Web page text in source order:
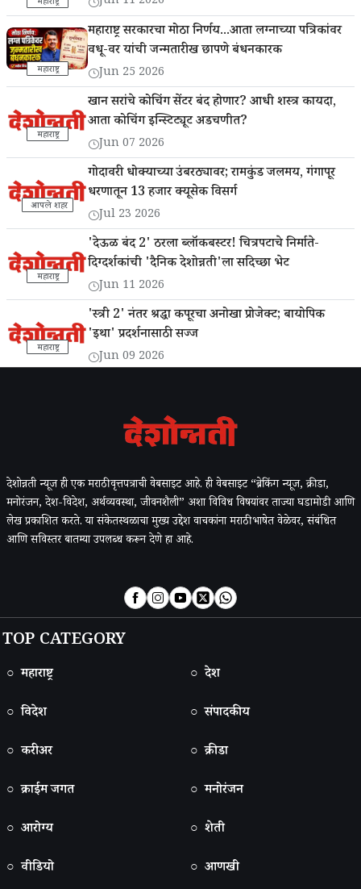
महाराष्ट्र
महाराष्ट्र
महाराष्ट्र सरकारचा मोठा निर्णय...आता लग्नाच्या पत्रिकांवर
वधू-वर यांची जन्मतारीख छापणे बंधनकारक
Jun 25 2026
महाराष्ट्र
खान सरांचे कोचिंग सेंटर बंद होणार? आधी शस्त्र कायदा,
आता कोचिंग इन्स्टिट्यूट अडचणीत?
Jun 07 2026
आपले शहर
गोदावरी धोक्याच्या उंबरठ्यावर; रामकुंड जलमय, गंगापूर
धरणातून 13 हजार क्यूसेक विसर्ग
Jul 23 2026
महाराष्ट्र
'देऊळ बंद 2' ठरला ब्लॉकबस्टर! चित्रपटाचे निर्माते-
दिग्दर्शकांची 'दैनिक देशोन्नती'ला सदिच्छा भेट
Jun 11 2026
महाराष्ट्र
'स्त्री 2' नंतर श्रद्धा कपूरचा अनोखा प्रोजेक्ट; बायोपिक
'इथा' प्रदर्शनासाठी सज्ज
Jun 09 2026
देशोन्नती न्यूज ही एक मराठी वृत्तपत्राची वेबसाइट आहे. ही वेबसाइट “ब्रेकिंग न्यूज, क्रीडा,
मनोरंजन, देश-विदेश, अर्थव्यवस्था, जीवनशैली” अशा विविध विषयांवर ताज्या घडामोडी आणि
लेख प्रकाशित करते. या संकेतस्थळाचा मुख्य उद्देश वाचकांना मराठी भाषेत वेळेवर, संबंधित
आणि सविस्तर बातम्या उपलब्ध करून देणे हा आहे.
TOP CATEGORY
○ महाराष्ट्र
○ देश
○ विदेश
○ संपादकीय
○ करीअर
○ क्रीडा
○ क्राईम जगत
○ मनोरंजन
○ आरोग्य
○ शेती
○ वीडियो
○ आणखी